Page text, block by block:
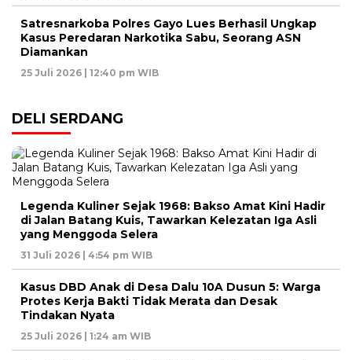
Satresnarkoba Polres Gayo Lues Berhasil Ungkap
Kasus Peredaran Narkotika Sabu, Seorang ASN
Diamankan
25 Juli 2026 | 12:40 pm WIB
DELI SERDANG
Legenda Kuliner Sejak 1968: Bakso Amat Kini Hadir
di Jalan Batang Kuis, Tawarkan Kelezatan Iga Asli
yang Menggoda Selera
31 Juli 2026 | 4:54 pm WIB
Kasus DBD Anak di Desa Dalu 10A Dusun 5: Warga
Protes Kerja Bakti Tidak Merata dan Desak
Tindakan Nyata
25 Juli 2026 | 1:24 am WIB